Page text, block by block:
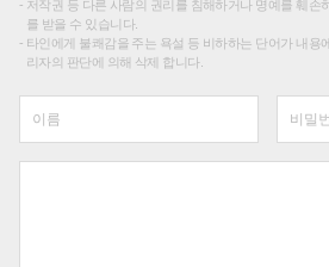
저작권 등 다른 사람의 권리를 침해하거나 명예를 훼손
를 받을 수 있습니다.
타인에게 불쾌감을 주는 욕설 등 비하하는 단어가 내용
리자의 판단에 의해 삭제 합니다.